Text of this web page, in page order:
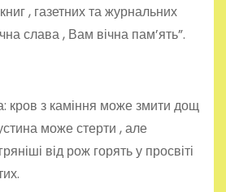
, газетних та журнальних
слава , Вам вічна пам’ять”.
кров з каміння може змити дощ
може стерти , але
від рож горять у просвіті